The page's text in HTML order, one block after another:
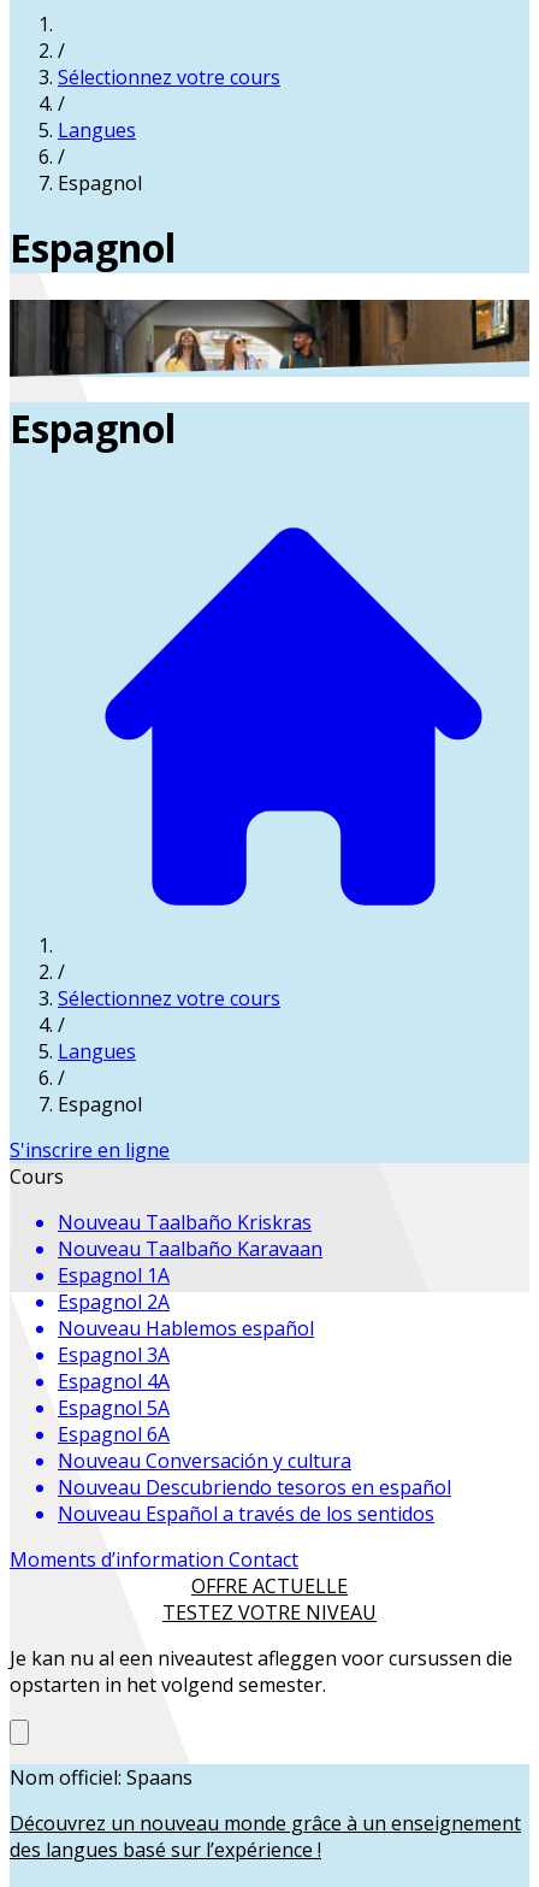
/
Sélectionnez votre cours
/
Langues
/
Espagnol
Espagnol
Espagnol
/
Sélectionnez votre cours
/
Langues
/
Espagnol
S'inscrire en ligne
Cours
Nouveau Taalbaño Kriskras
Nouveau Taalbaño Karavaan
Espagnol 1A
Espagnol 2A
Nouveau Hablemos español
Espagnol 3A
Espagnol 4A
Espagnol 5A
Espagnol 6A
Nouveau Conversación y cultura
Nouveau Descubriendo tesoros en español
Nouveau Español a través de los sentidos
Moments d’information Contact
OFFRE ACTUELLE
TESTEZ VOTRE NIVEAU
Je kan nu al een niveautest afleggen voor cursussen die
opstarten in het volgend semester.
Nom officiel: Spaans
Découvrez un nouveau monde grâce à un enseignement
des langues basé sur l’expérience !